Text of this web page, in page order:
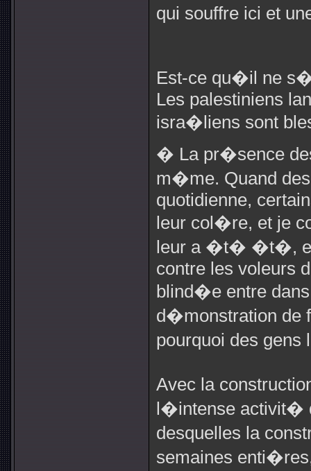
qui souffre ici et
Est-ce qu�il ne
Les palestiniens
isra�liens sont
� La pr�sence
m�me. Quand
quotidienne,
leur col�re, et je
leur a �t� �t�, et
contre les voleurs
blind�e entre
d�monstration de
pourquoi des
Avec la
l�intense activit�
desquelles la
semaines